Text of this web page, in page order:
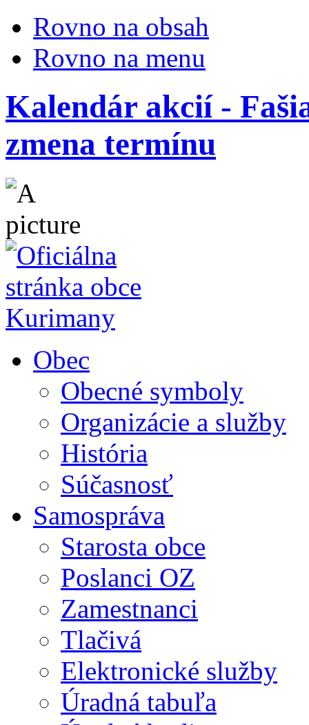
Rovno na obsah
Rovno na menu
Kalendár akcií -
zmena termínu
Obec
Obecné symboly
Organizácie a služby
História
Súčasnosť
Samospráva
Starosta obce
Poslanci OZ
Zamestnanci
Tlačivá
Elektronické služby
Úradná tabuľa